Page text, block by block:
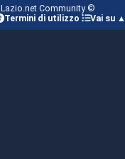
Lazio.net Community ©
Termini di utilizzo Vai su ▲